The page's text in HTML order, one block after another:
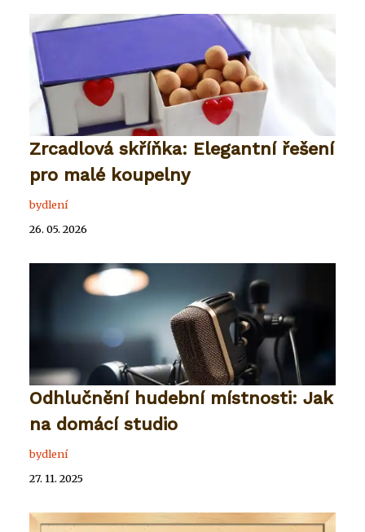
Zrcadlová skříňka: Elegantní řešení
pro malé koupelny
bydlení
26. 05. 2026
Odhlučnění hudební místnosti: Jak
na domácí studio
bydlení
27. 11. 2025